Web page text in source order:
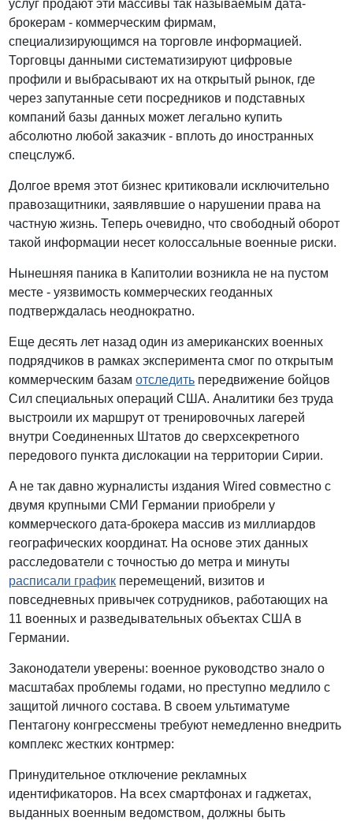
услуг продают эти массивы так называемым дата-
брокерам - коммерческим фирмам,
специализирующимся на торговле информацией.
Торговцы данными систематизируют цифровые
профили и выбрасывают их на открытый рынок, где
через запутанные сети посредников и подставных
компаний базы данных может легально купить
абсолютно любой заказчик - вплоть до иностранных
спецслужб.
Долгое время этот бизнес критиковали исключительно
правозащитники, заявлявшие о нарушении права на
частную жизнь. Теперь очевидно, что свободный оборот
такой информации несет колоссальные военные риски.
Нынешняя паника в Капитолии возникла не на пустом
месте - уязвимость коммерческих геоданных
подтверждалась неоднократно.
Еще десять лет назад один из американских военных
подрядчиков в рамках эксперимента смог по открытым
коммерческим базамотследить передвижение бойцов
Сил специальных операций США. Аналитики без труда
выстроили их маршрут от тренировочных лагерей
внутри Соединенных Штатов до сверхсекретного
передового пункта дислокации на территории Сирии.
A не так давно журналисты издания Wired совместно с
двумя крупными СМИ Германии приобрели у
коммерческого дата-брокера массив из миллиардов
географических координат. На основе этих данных
расследователи с точностью до метра и минуты
расписали график перемещений, визитов и
повседневных привычек сотрудников, работающих на
11 военных и разведывательных объектах США в
Германии.
Законодатели уверены: военное руководство знало о
масштабах проблемы годами, но преступно медлило с
защитой личного состава. В своем ультиматуме
Пентагону конгрессмены требуют немедленно внедрить
комплекс жестких контрмер:
Принудительное отключение рекламных
идентификаторов. На всех смартфонах и гаджетах,
выданных военным ведомством, должны быть